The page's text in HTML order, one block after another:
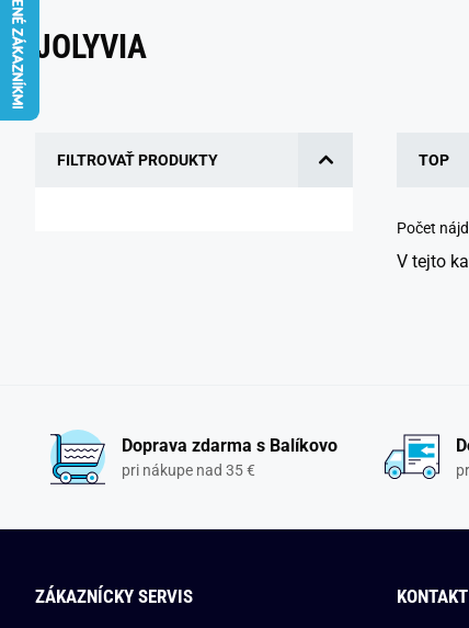
JOLYVIA
FILTROVAŤ PRODUKTY TOP
Počet
V tejto
Doprava zdarma s Balíkovo
pri nákupe nad 35 €
ZÁKAZNÍCKY SERVIS KONTAKT